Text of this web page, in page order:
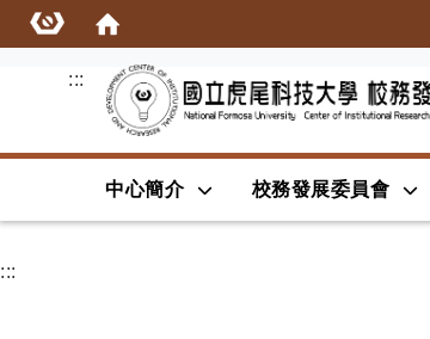
:::
中心簡介 校務發展委員會
:::